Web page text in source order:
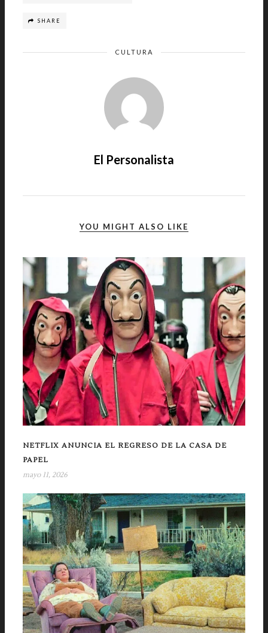
SHARE
CULTURA
El Personalista
YOU MIGHT ALSO LIKE
NETFLIX ANUNCIA EL REGRESO DE LA CASA DE
PAPEL
mayo 11, 2026